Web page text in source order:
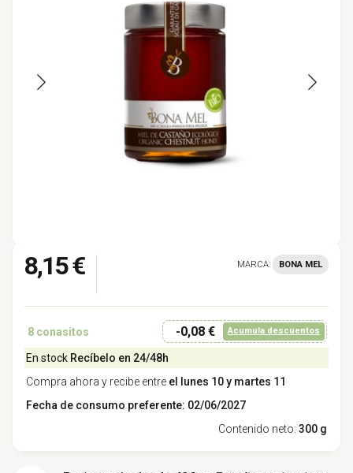
8,15 € MARCA: BONA MEL
8 conasitos -0,08 € Acumula descuentos
En stock Recíbelo en 24/48h
Compra ahora y recibe entre el lunes 10 y martes 11
Fecha de consumo preferente: 02/06/2027
Contenido neto: 300 g